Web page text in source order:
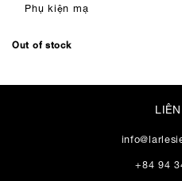
Phụ kiện mạ
Out of stock
+84 94